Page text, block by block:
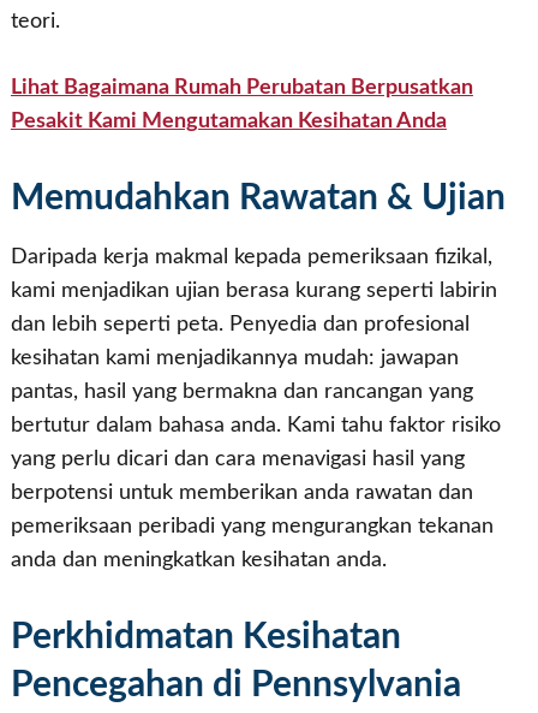
teori.
Lihat Bagaimana Rumah Perubatan Berpusatkan
Pesakit Kami Mengutamakan Kesihatan Anda
Memudahkan Rawatan & Ujian
Daripada kerja makmal kepada pemeriksaan fizikal,
kami menjadikan ujian berasa kurang seperti labirin
dan lebih seperti peta. Penyedia dan profesional
kesihatan kami menjadikannya mudah: jawapan
pantas, hasil yang bermakna dan rancangan yang
bertutur dalam bahasa anda. Kami tahu faktor risiko
yang perlu dicari dan cara menavigasi hasil yang
berpotensi untuk memberikan anda rawatan dan
pemeriksaan peribadi yang mengurangkan tekanan
anda dan meningkatkan kesihatan anda.
Perkhidmatan Kesihatan
Pencegahan di Pennsylvania